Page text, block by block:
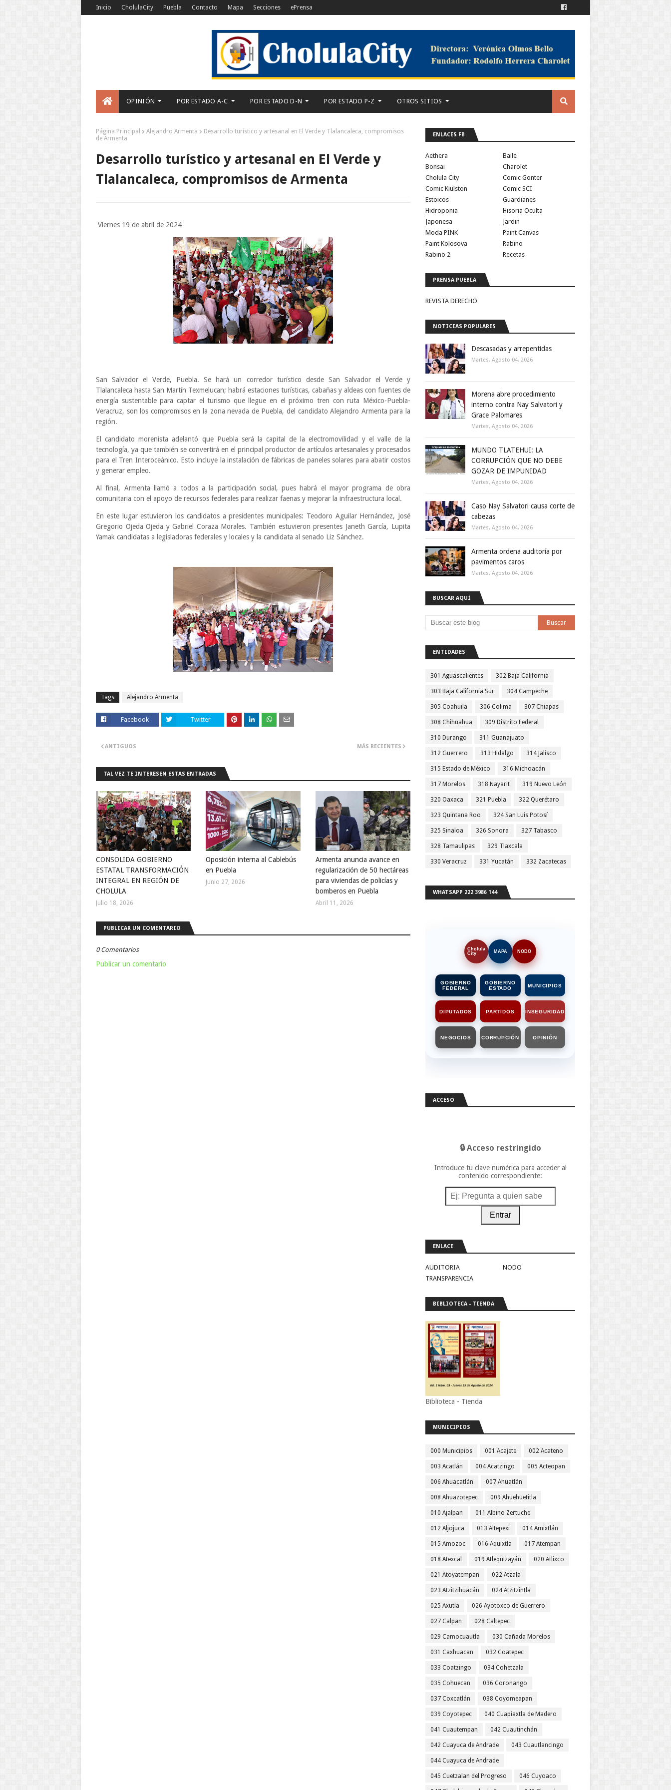
Inicio CholulaCity Puebla Contacto Mapa Secciones ePrensa
OPINIÓN POR ESTADO A-C POR ESTADO D-N POR ESTADO P-Z OTROS SITIOS
Página Principal Alejandro Armenta
Desarrollo turístico y artesanal en El Verde y Tlalancaleca, compromisos
de Armenta
Desarrollo turístico y artesanal en El Verde y
Tlalancaleca, compromisos de Armenta
Viernes 19 de abril de 2024
San Salvador el Verde, Puebla. Se hará un corredor turístico desde San Salvador el Verde y
Tlalancaleca hasta San Martín Texmelucan; habrá estaciones turísticas, cabañas y aldeas con fuentes de
energía sustentable para captar el turismo que llegue en el próximo tren con ruta México-Puebla-
Veracruz, son los compromisos en la zona nevada de Puebla, del candidato Alejandro Armenta para la
región.
El candidato morenista adelantó que Puebla será la capital de la electromovilidad y el valle de la
tecnología, ya que también se convertirá en el principal productor de artículos artesanales y procesados
para el Tren Interoceánico. Esto incluye la instalación de fábricas de paneles solares para abatir costos
y generar empleo.
Al final, Armenta llamó a todos a la participación social, pues habrá el mayor programa de obra
comunitaria con el apoyo de recursos federales para realizar faenas y mejorar la infraestructura local.
En este lugar estuvieron los candidatos a presidentes municipales: Teodoro Aguilar Hernández, José
Gregorio Ojeda Ojeda y Gabriel Coraza Morales. También estuvieron presentes Janeth García, Lupita
Yamak candidatas a legisladoras federales y locales y la candidata al senado Liz Sánchez.
Tags Alejandro Armenta
Facebook Twitter
MÁS RECIENTES
ANTIGUOS
TAL VEZ TE INTERESEN ESTAS ENTRADAS
CONSOLIDA GOBIERNO
ESTATAL TRANSFORMACIÓN
INTEGRAL EN REGIÓN DE
CHOLULA
Julio 18, 2026
Oposición interna al Cablebús
en Puebla
Junio 27, 2026
Armenta anuncia avance en
regularización de 50 hectáreas
para viviendas de policías y
bomberos en Puebla
Abril 11, 2026
PUBLICAR UN COMENTARIO
0 Comentarios
Publicar un comentario
ENLACES FB
Aethera
Baile
Bonsai
Charolet
Cholula City
Comic Gonter
Comic Kiulston
Comic SCI
Estoicos
Guardianes
Hidroponia
Hisoria Oculta
Japonesa
Jardin
Moda PINK
Paint Canvas
Paint Kolosova
Rabino
Rabino 2
Recetas
PRENSA PUEBLA
REVISTA DERECHO
NOTICIAS POPULARES
Descasadas y arrepentidas
Martes, Agosto 04, 2026
Morena abre procedimiento
interno contra Nay Salvatori y
Grace Palomares
Martes, Agosto 04, 2026
MUNDO TLATEHUI: LA
CORRUPCIÓN QUE NO DEBE
GOZAR DE IMPUNIDAD
Martes, Agosto 04, 2026
Caso Nay Salvatori causa corte de
cabezas
Martes, Agosto 04, 2026
Armenta ordena auditoría por
pavimentos caros
Martes, Agosto 04, 2026
BUSCAR AQUÍ
ENTIDADES
301 Aguascalientes 302 Baja California
303 Baja California Sur 304 Campeche
305 Coahuila 306 Colima 307 Chiapas
308 Chihuahua 309 Distrito Federal
310 Durango 311 Guanajuato
312 Guerrero 313 Hidalgo 314 Jalisco
315 Estado de México 316 Michoacán
317 Morelos 318 Nayarit 319 Nuevo León
320 Oaxaca 321 Puebla 322 Querétaro
323 Quintana Roo 324 San Luis Potosí
325 Sinaloa 326 Sonora 327 Tabasco
328 Tamaulipas 329 Tlaxcala
330 Veracruz 331 Yucatán 332 Zacatecas
WHATSAPP 222 3986 144
Cholula
City
MAPA NODO
GOBIERNO
FEDERAL
GOBIERNO
ESTADO
MUNICIPIOS
DIPUTADOS PARTIDOS INSEGURIDAD
NEGOCIOS CORRUPCIÓN OPINIÓN
ACCESO
🔒 Acceso restringido
Introduce tu clave numérica para acceder al
contenido correspondiente:
Entrar
ENLACE
AUDITORIA
NODO
TRANSPARENCIA
BIBLIOTECA - TIENDA
Biblioteca - Tienda
MUNICIPIOS
000 Municipios 001 Acajete 002 Acateno
003 Acatlán 004 Acatzingo 005 Acteopan
006 Ahuacatlán 007 Ahuatlán
008 Ahuazotepec 009 Ahuehuetitla
010 Ajalpan 011 Albino Zertuche
012 Aljojuca 013 Altepexi 014 Amixtlán
015 Amozoc 016 Aquixtla 017 Atempan
018 Atexcal 019 Atlequizayán 020 Atlixco
021 Atoyatempan 022 Atzala
023 Atzitzihuacán 024 Atzitzintla
025 Axutla 026 Ayotoxco de Guerrero
027 Calpan 028 Caltepec
029 Camocuautla 030 Cañada Morelos
031 Caxhuacan 032 Coatepec
033 Coatzingo 034 Cohetzala
035 Cohuecan 036 Coronango
037 Coxcatlán 038 Coyomeapan
039 Coyotepec 040 Cuapiaxtla de Madero
041 Cuautempan 042 Cuautinchán
042 Cuayuca de Andrade 043 Cuautlancingo
044 Cuayuca de Andrade
045 Cuetzalan del Progreso 046 Cuyoaco